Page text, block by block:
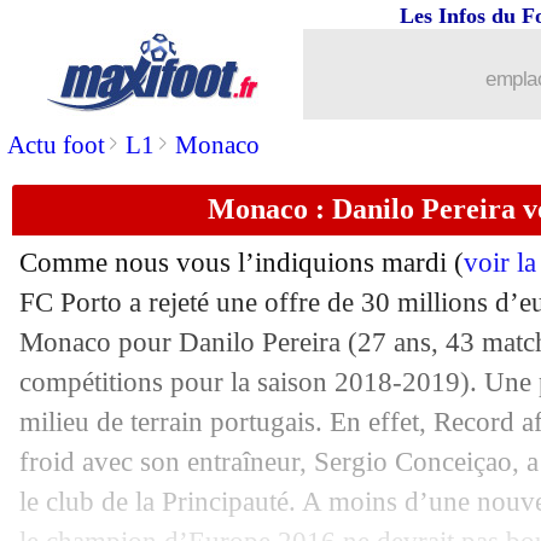
Actu foot> L1 > Monaco
Les Infos du
Monaco : Danilo Pereira
Comme nous vous l’indiquions mardi (voir la
FC Porto a rejeté une offre de 30 millions
Monaco pour Danilo Pereira (27 ans, 43
compétitions pour la saison 2018-2019). Une
milieu de terrain portugais. En effet, Record
froid avec son entraîneur, Sergio Conceiçao,
le club de la Principauté. A moins d’une
Porto: un gardien arrive, Trapp ne
31/07 FIFA: les 10 nommés pour le
31/07 PSG: Diallo n'a pas peur de la
31/07 FIFA: les 10 nommés pour le coach
PHOTO : McTominay en couverture
31/07 OM: Rami, Ménès ne rate pas la
31/07 Dijon : Enyeama recalé